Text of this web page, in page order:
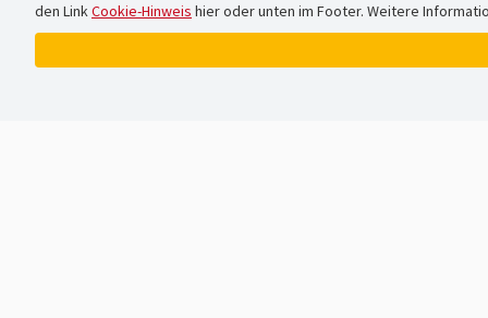
den LinkCookie-Hinweis hier oder unten im Footer. Weitere